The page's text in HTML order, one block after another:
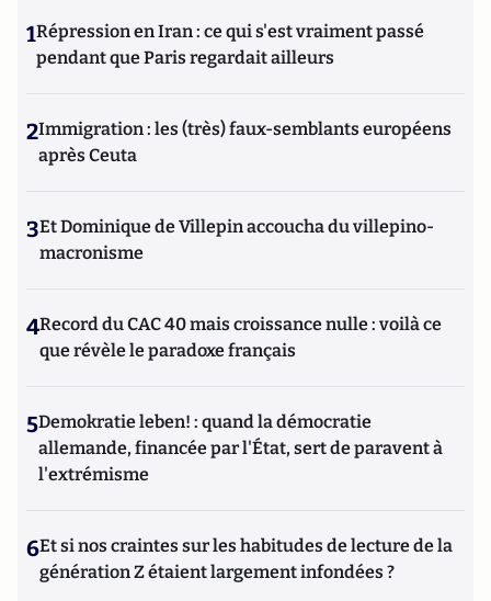
1Répression en Iran : ce qui s'est vraiment passé
pendant que Paris regardait ailleurs
2Immigration : les (très) faux-semblants européens
après Ceuta
3Et Dominique de Villepin accoucha du villepino-
macronisme
4Record du CAC 40 mais croissance nulle : voilà ce
que révèle le paradoxe français
5Demokratie leben! : quand la démocratie
allemande, financée par l'État, sert de paravent à
l'extrémisme
6Et si nos craintes sur les habitudes de lecture de la
génération Z étaient largement infondées ?